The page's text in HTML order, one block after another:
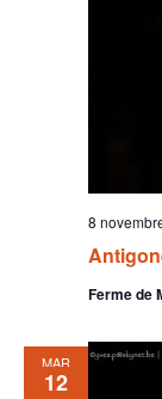
8
Ferme de
MAR
12